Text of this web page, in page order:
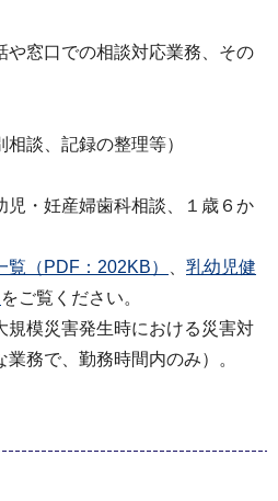
や窓口での相談対応業務、その
談、記録の整理等）
児・妊産婦歯科相談、１歳６か
覧（PDF：202KB）
乳幼児健
をご覧ください。
模災害発生時における災害対
務で、勤務時間内のみ）。